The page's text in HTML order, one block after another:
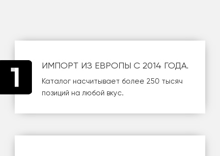
ИМПОРТ ИЗ ЕВРОПЫ С 2014 ГОДА.
Каталог насчитывает более 250 тысяч
позиций на любой вкус.